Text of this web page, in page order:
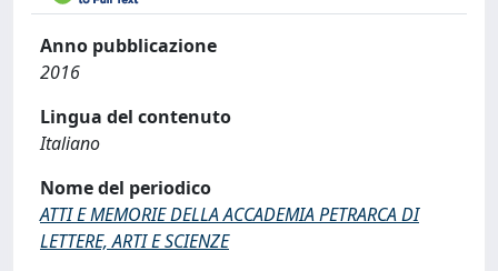
Anno pubblicazione
2016
Lingua del contenuto
Italiano
Nome del periodico
ATTI E MEMORIE DELLA ACCADEMIA PETRARCA DI
LETTERE, ARTI E SCIENZE